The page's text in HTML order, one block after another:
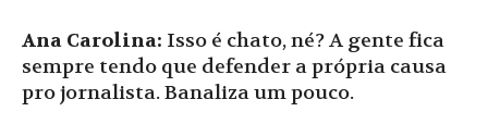
Ana Carolina: Isso é chato, né? A gente fica
sempre tendo que defender a própria causa
pro jornalista. Banaliza um pouco.